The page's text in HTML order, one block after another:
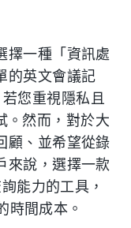
擇一種「資訊處
的英文會議記
您重視隱私且
。然而，對於大
顧、並希望從錄
來說，選擇一款
能力的工具，
時間成本。